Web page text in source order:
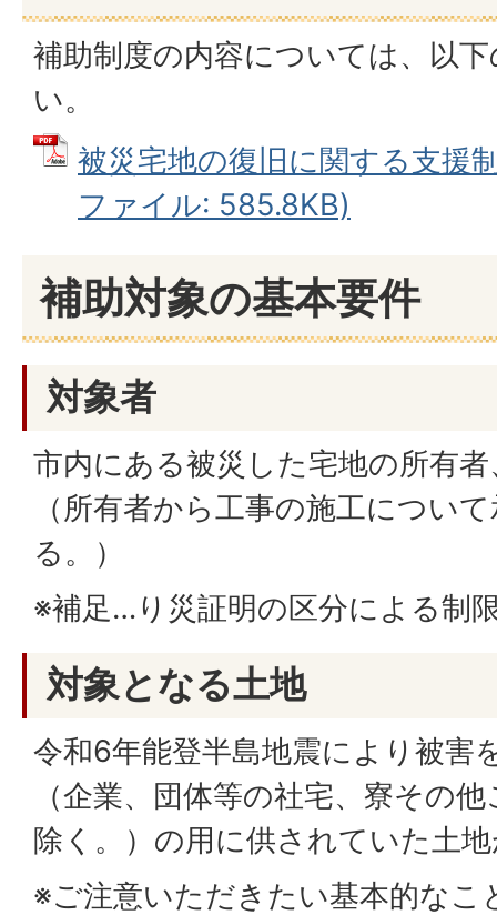
補助制度の内容については、以
い。​​​
被災宅地の復旧に関する支援
ファイル: 585.8KB)
補助対象の基本要件
対象者
市内にある被災した宅地の所有
（所有者から工事の施工につい
る。）
※補足…り災証明の区分による制
対象となる土地
令和6年能登半島地震により被害
（企業、団体等の社宅、寮その
除く。）の用に供されていた土
※ご注意いただきたい基本的なこ